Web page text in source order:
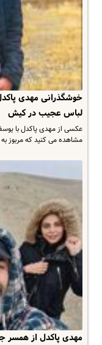
خوشگذرانی مهدی پاکدل
لباس عجیب در کیش
عکسی از مهدی پاکدل با
مشاهده می کنید که مربوز به نوروز
مهدی پاکدل از